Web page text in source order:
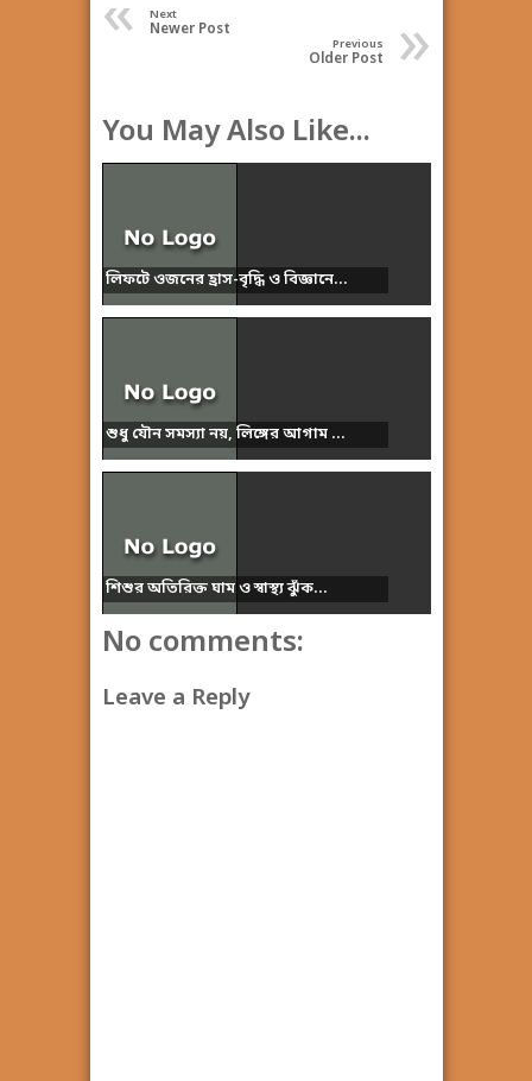
« Next
Newer Post »
Previous
Older Post
You May Also Like...
লিফটে ওজনের হ্রাস-বৃদ্ধি ও বিজ্ঞানে...
শুধু যৌন সমস্যা নয়, লিঙ্গের আগাম ...
শিশুর অতিরিক্ত ঘাম ও স্বাস্থ্য ঝুঁক...
No comments:
Leave a Reply